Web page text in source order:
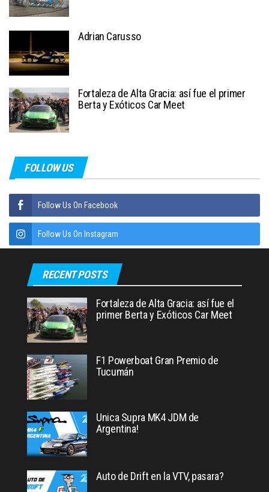
Adrian Carusso
Fortaleza de Alta Gracia: así fue el primer
Berta y Exóticos Car Meet
FOLLOW US
Follow Us On Facebook
Follow Us On Instagram
RECENT POSTS
Fortaleza de Alta Gracia: así fue el
primer Berta y Exóticos Car Meet
F1 Powerboat Gran Premio de
Tucumán
Unica Supra MK4 JDM de
Argentina!
Auto de Drift en la VTV, pasara?